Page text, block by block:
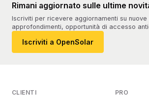
Rimani aggiornato sulle ultime
Iscriviti per ricevere aggiornamenti su nuove
approfondimenti, opportunità di accesso
Iscriviti a OpenSolar
CLIENTI PRO